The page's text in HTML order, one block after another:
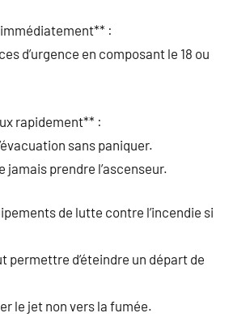
immédiatement** :
d’urgence en composant le 18 ou
rapidement** :
sans paniquer.
jamais prendre l’ascenseur.
de lutte contre l’incendie si
permettre d’éteindre un départ de
le jet non vers la fumée.